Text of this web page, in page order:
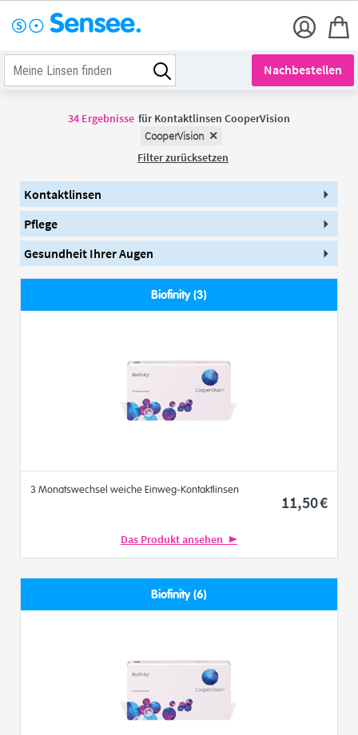
Nachbestellen
34 Ergebnisse für Kontaktlinsen CooperVision
CooperVision
Filter zurücksetzen
Kontaktlinsen
Pflege
Gesundheit Ihrer Augen
Biofinity (3)
3 Monatswechsel weiche Einweg-Kontaktlinsen
11,50€
Das Produkt ansehen
Biofinity (6)